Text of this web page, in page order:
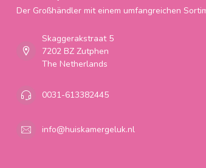
Der Großhändler mit einem umfangreichen
Skaggerakstraat 5
7202 BZ Zutphen
The Netherlands
0031-613382445
info@huiskamergeluk.nl